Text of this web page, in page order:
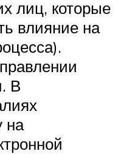
лиц, которые
влияние на
В
на